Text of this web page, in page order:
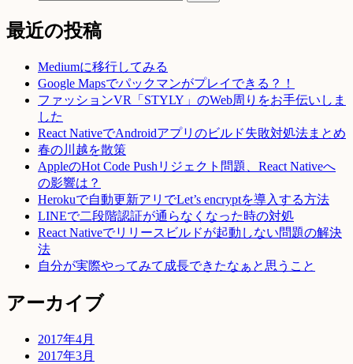
最近の投稿
Mediumに移行してみる
Google Mapsでパックマンがプレイできる？！
ファッションVR「STYLY」のWeb周りをお手伝いしま
した
React NativeでAndroidアプリのビルド失敗対処法まとめ
春の川越を散策
AppleのHot Code Pushリジェクト問題、React Nativeへ
の影響は？
Herokuで自動更新アリでLet’s encryptを導入する方法
LINEで二段階認証が通らなくなった時の対処
React Nativeでリリースビルドが起動しない問題の解決
法
自分が実際やってみて成長できたなぁと思うこと
アーカイブ
2017年4月
2017年3月